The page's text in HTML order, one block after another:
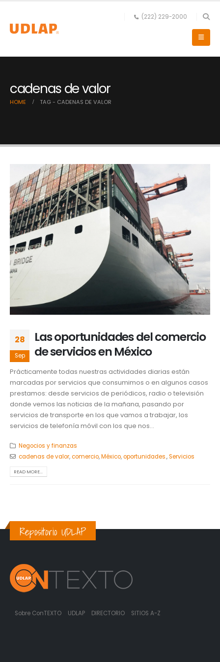
(222) 229-2000
cadenas de valor
HOME TAG - CADENAS DE VALOR
28
Sep
Las oportunidades del comercio
de servicios en México
Prácticamente todas nuestras actividades diarias están
marcadas por servicios que consumimos o en algunos casos
prestamos: desde servicios de periódicos, radio o televisión
donde vemos las noticias de la mañana, pasando por
servicios de transporte en los que vamos a trabajar, los
servicios de telefonía móvil con los que nos...
Negocios y finanzas
cadenas de valor,comercio,México,oportunidades.,Servicios
READ MORE...
Repositorio UDLAP
Sobre ConTEXTO UDLAP DIRECTORIO SITIOS A-Z